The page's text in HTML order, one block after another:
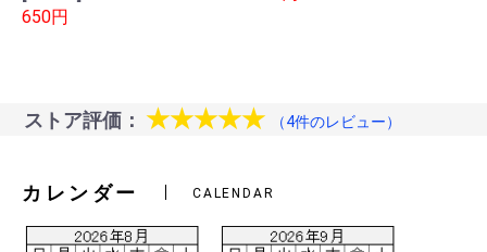
650円
ストア評価： ★★★★★ （4件のレビュー）
カレンダー CALENDAR